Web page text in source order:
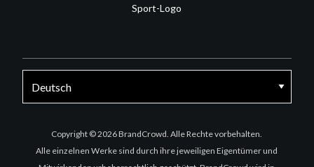
Sport-Logo
Copyright © 2026 BrandCrowd. Alle Rechte vorbehalten.
Alle einzelnen Werke sind durch ihre jeweiligen Eigentümer und